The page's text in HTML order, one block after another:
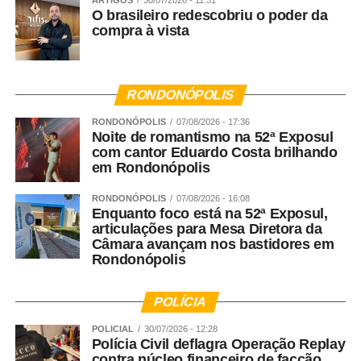
pessoas que foram vítimas de violência doméstica na
infância, ou que presenciaram essa violência. Por essa
razão eu defendo que a educação é a forma que temos
prazo.
Veja Mais:
Empreendimentos licenciados pela
Sema podem solicitar o Selo Verde até sexta-feira
(17)
Agora vamos falar do Nudem. Quais são as maiores
demandas do Núcleo?
mas nós fazemos a defesa das mulheres desde o
Brasil a aplicar a LMP, mas o Nudem como Núcleo surgiu
O brasileiro redescobriu o poder da
compra à vista
RONDONÓPOLIS
RONDONÓPOLIS 07/08/2026 - 17:36
Noite de romantismo na 52ª Exposul
com cantor Eduardo Costa brilhando
em Rondonópolis
RONDONÓPOLIS 07/08/2026 - 16:08
Enquanto foco está na 52ª Exposul,
articulações para Mesa Diretora da
Câmara avançam nos bastidores em
Rondonópolis
POLÍCIA
POLICIAL 30/07/2026 - 12:28
Polícia Civil deflagra Operação Replay